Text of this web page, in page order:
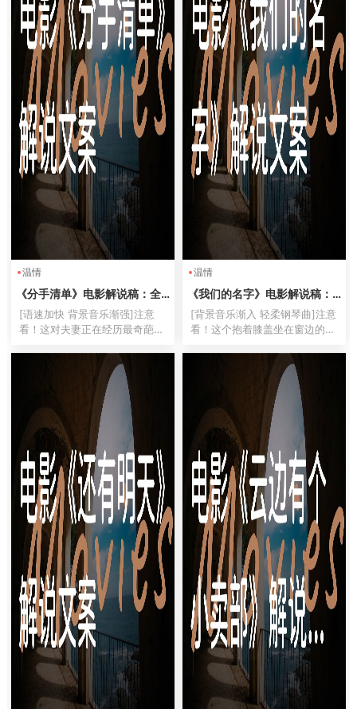
温情
《分手清单》电影解说稿：全
剧情讲解+隐藏细节（影视解说
文案）
[语速加快 背景音乐渐强]注意
看！这对夫妻正在经历最奇葩的
孩子，反而列了一张"必须一起
完成才能离婚"的清单！[镜头切
换 打字特效]这就是今天要聊的
冷门佳片《分手清单》（Th...
温情
《我们的名字》电影解说稿：
全剧情讲解+隐藏细节（影视解
说文案）
[背景音乐渐入 轻柔钢琴曲]注意
看！这个抱着膝盖坐在窗边的女
正在做一件让所有日本人头皮发
麻的事——在居民卡姓名栏里写
下了"熊猫·苹果·闪电"！[音效：
闪电霹雳声]这不是恶搞...